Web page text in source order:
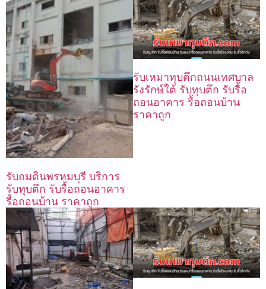
รับถมดินพรหมบุรี บริการ
รับทุบตึก รับรื้อถอนอาคาร
รื้อถอนบ้าน ราคาถูก
รับเหมาทุบตึกถนนเทศบาล
รังรักษ์ใต้ รับทุบตึก รับรื้อ
ถอนอาคาร รื้อถอนบ้าน
ราคาถูก